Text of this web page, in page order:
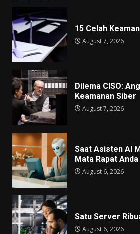
15 Celah
August 7, 2026
Dilema CISO:
Keamanan Siber
August 7, 2026
Saat Asisten AI
Mata Rapat Anda
August 6, 2026
Satu Server
August 6, 2026